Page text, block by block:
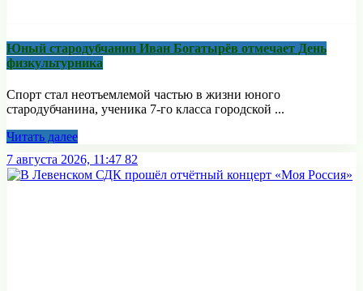
Юный стародубчанин Иван Богатырёв отмечает День
физкультурника
Спорт стал неотъемлемой частью в жизни юного
стародубчанина, ученика 7-го класса городской ...
Читать далее
7 августа 2026, 11:47 82